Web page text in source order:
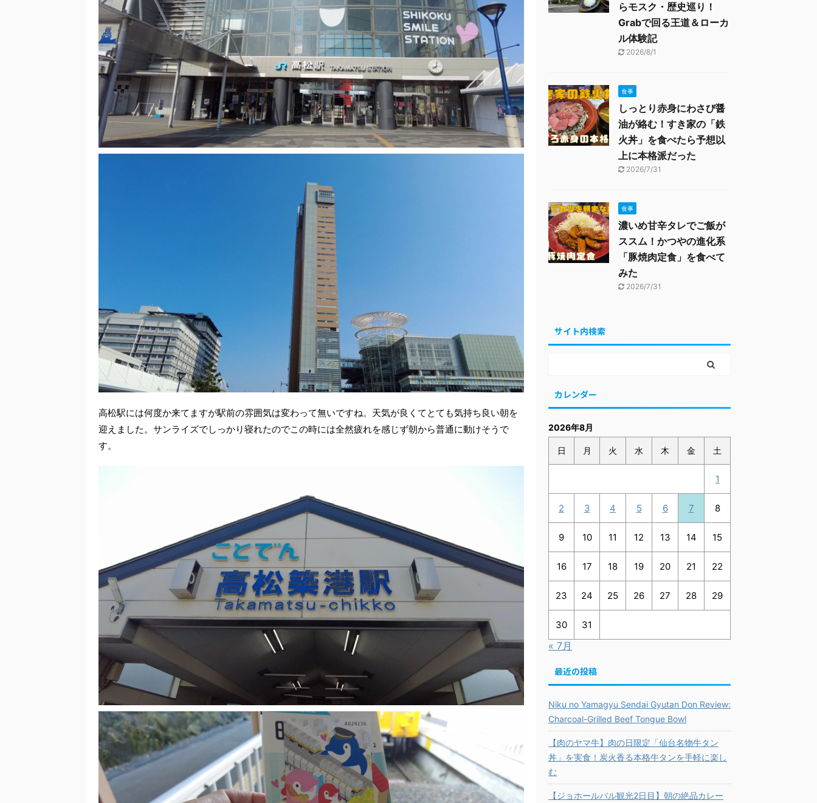
高松駅には何度か来てますが駅前の雰囲気は変わって無いですね。天気が良くてとても気持ち良い朝を
迎えました。サンライズでしっかり寝れたのでこの時には全然疲れを感じず朝から普通に動けそうで
す。
らモスク・歴史巡り！
Grabで回る王道＆ローカ
ル体験記
2026/8/1
食事
しっとり赤身にわさび醤
油が絡む！すき家の「鉄
火丼」を食べたら予想以
上に本格派だった
2026/7/31
食事
濃いめ甘辛タレでご飯が
ススム！かつやの進化系
「豚焼肉定食」を食べて
みた
2026/7/31
サイト内検索
カレンダー
2026年8月
日 月 火 水 木 金 土
1
2 3 4 5 6 7 8
9 10 11 12 13 14 15
16 17 18 19 20 21 22
23 24 25 26 27 28 29
30 31
« 7月
最近の投稿
Niku no Yamagyu Sendai Gyutan Don Review:
Charcoal-Grilled Beef Tongue Bowl
【肉のヤマ牛】肉の日限定「仙台名物牛タン
丼」を実食！炭火香る本格牛タンを手軽に楽し
む
【ジョホールバル観光2日目】朝の絶品カレー